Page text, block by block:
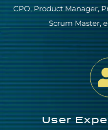
CPO, Product Manager,
Scrum Master,
User